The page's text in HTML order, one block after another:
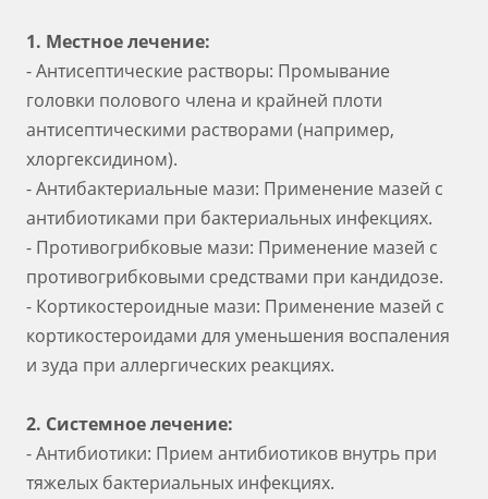
1. Местное лечение:
- Антисептические растворы: Промывание
головки полового члена и крайней плоти
антисептическими растворами (например,
хлоргексидином).
- Антибактериальные мази: Применение мазей с
антибиотиками при бактериальных инфекциях.
- Противогрибковые мази: Применение мазей с
противогрибковыми средствами при кандидозе.
- Кортикостероидные мази: Применение мазей с
кортикостероидами для уменьшения воспаления
и зуда при аллергических реакциях.
2. Системное лечение:
- Антибиотики: Прием антибиотиков внутрь при
тяжелых бактериальных инфекциях.